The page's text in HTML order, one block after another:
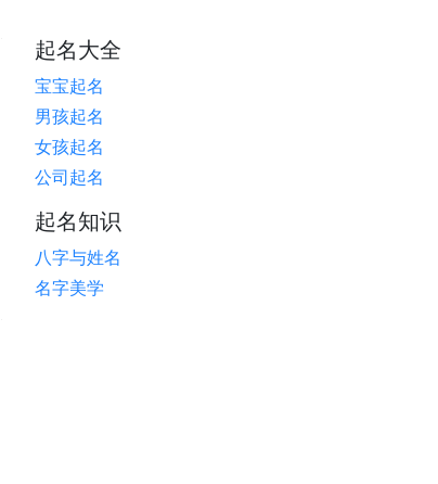
起名大全
宝宝起名
男孩起名
女孩起名
公司起名
起名知识
八字与姓名
名字美学